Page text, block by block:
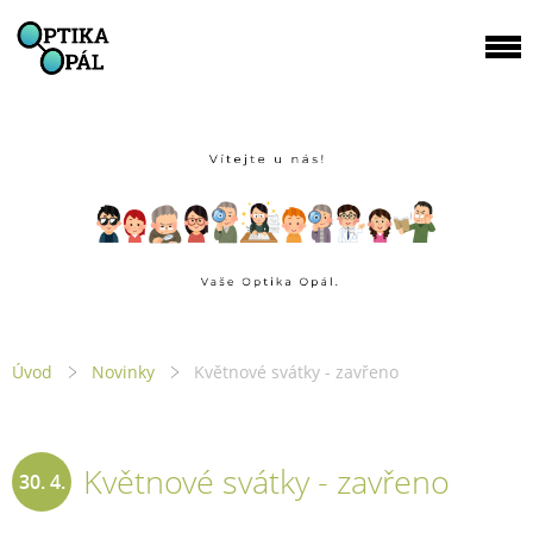
Úvod Novinky Květnové svátky - zavřeno
30. 4. Květnové svátky - zavřeno